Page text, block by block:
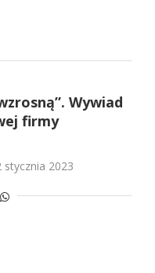
Wywiad
firmy
stycznia 2023